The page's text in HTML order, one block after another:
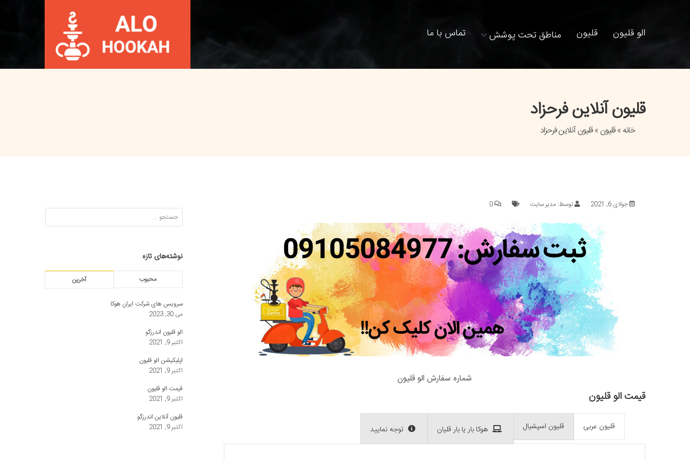
الو قلیون قلیون مناطق تحت پوشش تماس با ما
قلیون آنلاین فرحزاد
خانه»قلیون» قلیون آنلاین فرحزاد
جولای 6, 2021 توسط: مدیر سایت
شماره سفارش الو قلیون
قیمت الو قلیون
قلیون عربی قلیون اسپشیال هوکا بار یا بار قلیان توجه نمایید
نوشته‌های تازه
آخرین محبوب
سرویس های شرکت ایران هوکا
می 30, 2023
الو قلیون اندرزگو
اکتبر 9, 2021
اپلیکیشن الو قلیون
اکتبر 9, 2021
قیمت الو قلیون
اکتبر 9, 2021
قلیون آنلاین اندرزگو
اکتبر 9, 2021